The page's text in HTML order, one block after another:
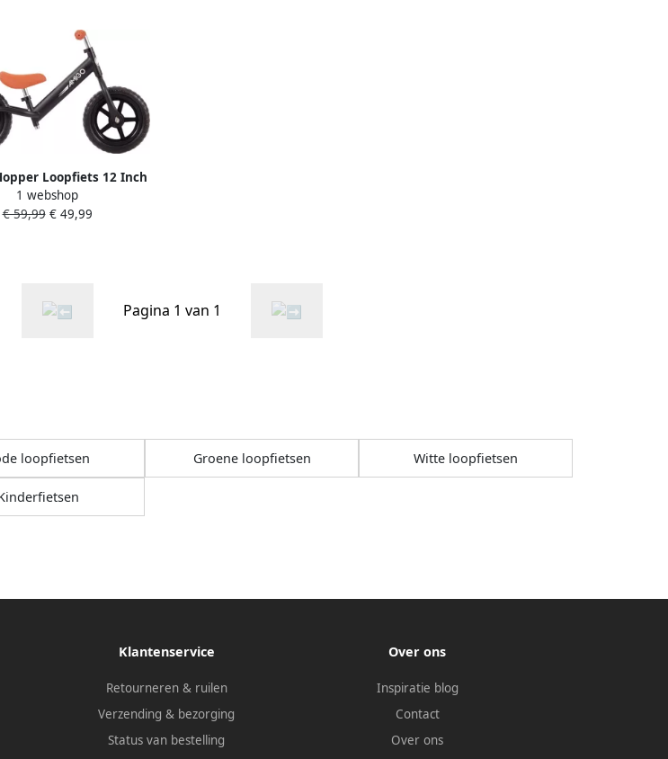
Loopfiets 12 Inch
Junior Matzwart
1 webshop
€ 59,99€ 49,99
Pagina 1 van 1
loopfietsen Groene loopfietsen Witte loopfietsen
Klantenservice
Retourneren & ruilen
Verzending & bezorging
Status van bestelling
Over ons
Inspiratie blog
Contact
Over ons